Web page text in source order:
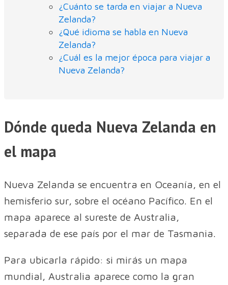
¿Cuánto se tarda en viajar a Nueva
Zelanda?
¿Qué idioma se habla en Nueva
Zelanda?
¿Cuál es la mejor época para viajar a
Nueva Zelanda?
Dónde queda Nueva Zelanda en
el mapa
Nueva Zelanda se encuentra en Oceanía, en el
hemisferio sur, sobre el océano Pacífico. En el
mapa aparece al sureste de Australia,
separada de ese país por el mar de Tasmania.
Para ubicarla rápido: si mirás un mapa
mundial, Australia aparece como la gran